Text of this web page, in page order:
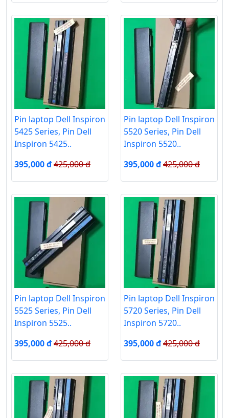
Pin laptop Dell Inspiron
5425 Series, Pin Dell
Inspiron 5425..
395,000 đ425,000 đ
Pin laptop Dell Inspiron
5520 Series, Pin Dell
Inspiron 5520..
395,000 đ425,000 đ
Pin laptop Dell Inspiron
5525 Series, Pin Dell
Inspiron 5525..
395,000 đ425,000 đ
Pin laptop Dell Inspiron
5720 Series, Pin Dell
Inspiron 5720..
395,000 đ425,000 đ